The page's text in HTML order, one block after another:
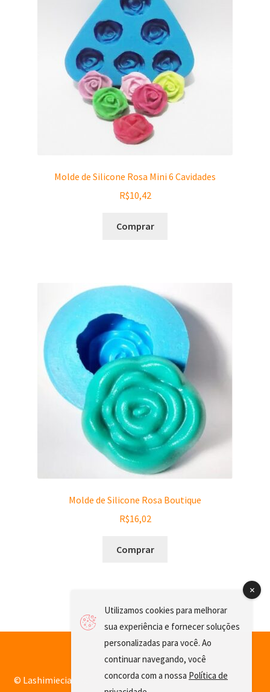
Molde de Silicone Rosa Mini 6 Cavidades
R$10,42
Comprar
Molde de Silicone Rosa Boutique
R$16,02
Comprar
© Lashimiecia 2026
Utilizamos cookies para melhorar
sua experiência e fornecer soluções
personalizadas para você. Ao
continuar navegando, você
concorda com a nossa Política de